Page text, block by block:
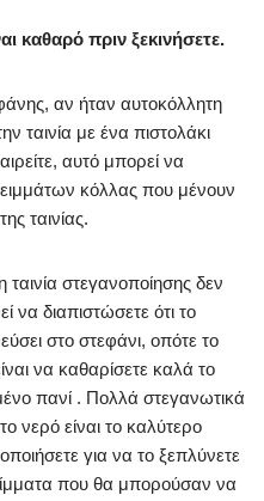
καθαρό πριν ξεκινήσετε.
αν ήταν αυτοκόλλητη
ταινία με ένα πιστολάκι
αυτό μπορεί να
κόλλας που μένουν
ταινίας.
ταινία στεγανοποίησης δεν
να διαπιστώσετε ότι το
στο στεφάνι, οπότε το
να καθαρίσετε καλά το
πανί . Πολλά στεγανωτικά
νερό είναι το καλύτερο
για να το ξεπλύνετε
που θα μπορούσαν να